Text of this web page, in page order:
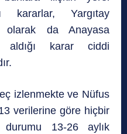
kararlar, Yargıtay
da Anayasa
aldığı karar ciddi
izlenmekte ve Nüfus
verilerine göre hiçbir
durumu 13-26 aylık